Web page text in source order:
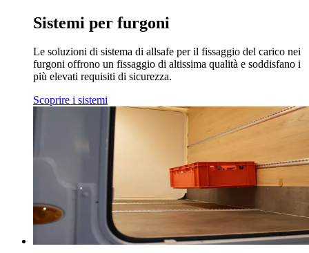
Sistemi per furgoni
Le soluzioni di sistema di allsafe per il fissaggio del carico nei
furgoni offrono un fissaggio di altissima qualità e soddisfano i
più elevati requisiti di sicurezza.
Scoprire i sistemi